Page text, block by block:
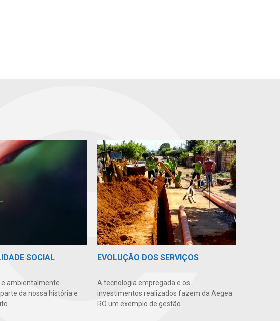
SOCIAL
ambientalmente
da nossa história e
EVOLUÇÃO DOS SERVIÇOS
A tecnologia empregada e os
investimentos realizados fazem da Aegea
RO um exemplo de gestão.